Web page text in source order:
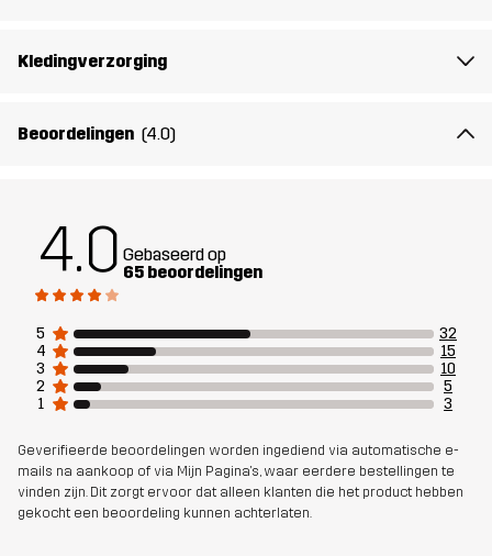
Artikelnummer 10805_2001
Kledingverzorging
Beoordelingen (4.0)
4.0 Gebaseerd op
65 beoordelingen
5
32
4
15
3
10
2
5
1
3
Geverifieerde beoordelingen worden ingediend via automatische e-
mails na aankoop of via Mijn Pagina's, waar eerdere bestellingen te
vinden zijn. Dit zorgt ervoor dat alleen klanten die het product hebben
gekocht een beoordeling kunnen achterlaten.